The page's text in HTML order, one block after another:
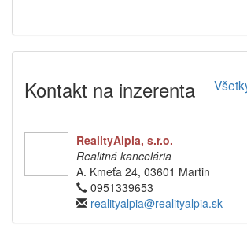
Kontakt na inzerenta
RealityAlpia, s.r.o.
Realitná kancelária
A. Kmeťa 24, 03601 Martin
0951339653
realityalpia@realityalpia.sk